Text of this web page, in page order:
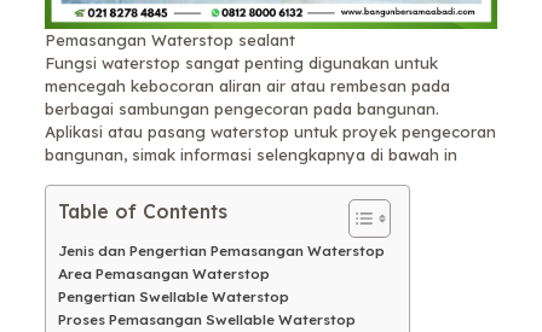
Pemasangan Waterstop sealant
Fungsi waterstop sangat penting digunakan untuk
mencegah kebocoran aliran air atau rembesan pada
berbagai sambungan pengecoran pada bangunan.
Aplikasi atau pasang waterstop untuk proyek pengecoran
bangunan, simak informasi selengkapnya di bawah in
Table of Contents
Jenis dan Pengertian Pemasangan Waterstop
Area Pemasangan Waterstop
Pengertian Swellable Waterstop
Proses Pemasangan Swellable Waterstop